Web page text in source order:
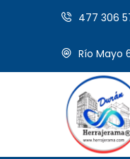
477 306
Río Mayo